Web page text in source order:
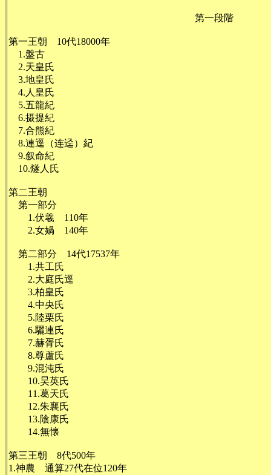
第一段階
第一王朝 10代18000年
1.盤古
2.天皇氏
3.地皇氏
4.人皇氏
5.五龍紀
6.摄提紀
7.合熊紀
8.連逕（连迳）紀
9.叙命紀
10.燧人氏
第二王朝
第一部分
1.伏羲 110年
2.女媧 140年
第二部分 14代17537年
1.共工氏
2.大庭氏逕
3.柏皇氏
4.中央氏
5.陸栗氏
6.驪連氏
7.赫胥氏
8.尊蘆氏
9.混沌氏
10.昊英氏
11.葛天氏
12.朱襄氏
13.陰康氏
14.無懐
第三王朝 8代500年
1.神農 通算27代在位120年